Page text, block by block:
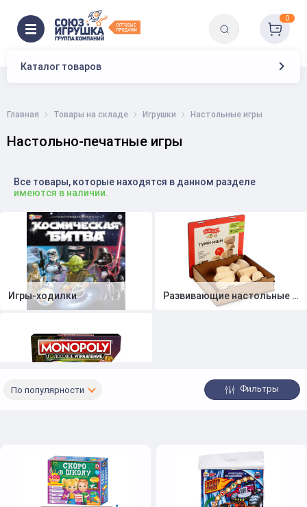
Каталог товаров
0
Главная Товары на складе Игрушки Настольные игры
Настольно-печатные игры
Все товары, которые находятся в данном разделе
имеются в наличии.
Игры-ходилки Развивающие настольные игры
Экономические игры
По популярности Фильтры